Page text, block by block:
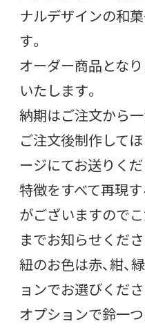
ナルデザインの和
す。
オーダー商品とな
いたします。
納期はご注文から一
ご注文後制作して
ージにてお送りくだ
特徴をすべて再現
がございますので
までお知らせくださ
紐のお色は赤、紺、
ョンでお選びくださ
オプションで鈴一